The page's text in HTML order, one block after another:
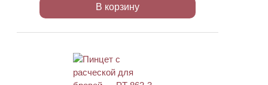
В корзину